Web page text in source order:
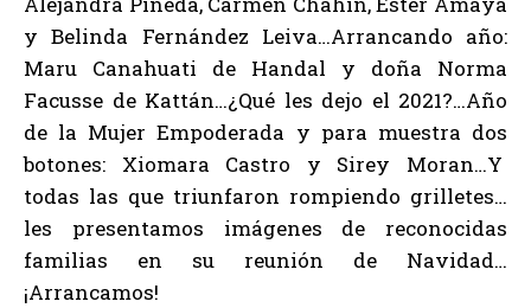
y Belinda Fernández Leiva…Arrancando año:
Maru Canahuati de Handal y doña Norma
Facusse de Kattán…¿Qué les dejo el 2021?…Año
de la Mujer Empoderada y para muestra dos
botones: Xiomara Castro y Sirey Moran…Y
todas las que triunfaron rompiendo grilletes…
les presentamos imágenes de reconocidas
familias en su reunión de Navidad…
¡Arrancamos!